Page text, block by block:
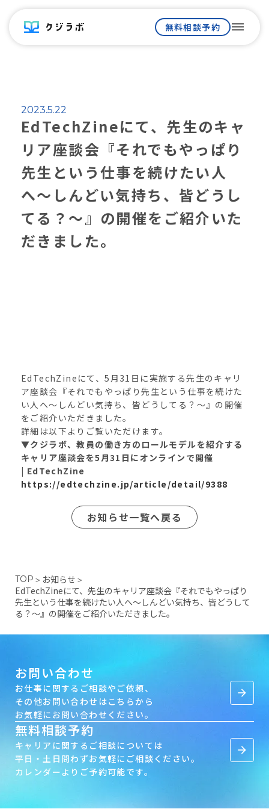
2023.5.22
EdTechZineにて、先生のキャ
リア座談会『それでもやっぱり
先生という仕事を続けたい人
へ〜しんどい気持ち、皆どうし
てる？〜』の開催をご紹介いた
だきました。
EdTechZineにて、5月31日に実施する先生のキャリ
ア座談会『それでもやっぱり先生という仕事を続けた
い人へ〜しんどい気持ち、皆どうしてる？〜』の開催
をご紹介いただきました。
詳細は以下よりご覧いただけます。
▼クジラボ、教員の働き方のロールモデルを紹介する
キャリア座談会を5月31日にオンラインで開催
| EdTechZine
https://edtechzine.jp/article/detail/9388
お知らせ一覧へ戻る
TOP ＞ お知らせ ＞
EdTechZineにて、先生のキャリア座談会『それでもやっぱり
先生という仕事を続けたい人へ〜しんどい気持ち、皆どうして
る？〜』の開催をご紹介いただきました。
無料相談予約 dehaze
お問い合わせ
お仕事に関するご相談やご依頼、
その他お問い合わせはこちらから
お気軽にお問い合わせください。
arrow_forward
無料相談予約
キャリアに関するご相談については
平日・土日問わずお気軽にご相談ください。
カレンダーよりご予約可能です。
arrow_forward